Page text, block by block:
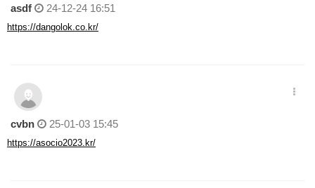
asdf 24-12-24 16:51
https://dangolok.co.kr/
cvbn 25-01-03 15:45
https://asocio2023.kr/